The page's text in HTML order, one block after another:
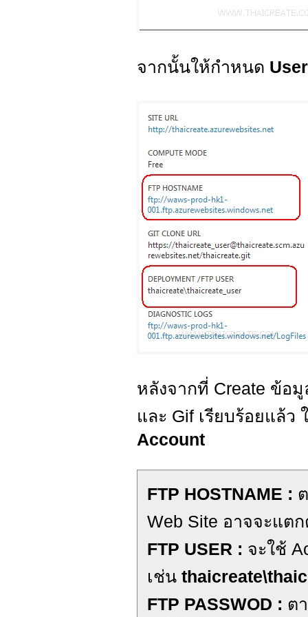
จากนั้นให้กำหนด
หลังจากที่ Create ข้อ
และ Gif เรียบร้อยแล้
Account
FTP HOSTNAME :
Web Site อาจจะแต
FTP USER : จะใช้
เช่น
FTP PASSWOD : ต